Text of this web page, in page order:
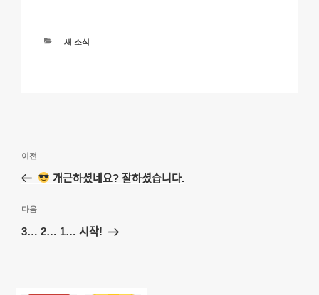
카
새 소식
이
전
이전
개근하셨네요? 잘하셨습니다.
다
음
다음
3… 2… 1… 시작!